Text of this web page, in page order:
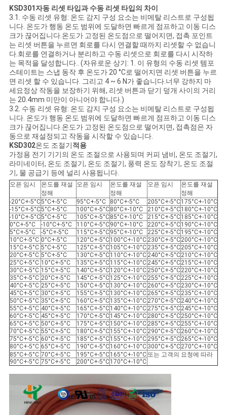
KSD301자동 리셋 타입과 수동 리셋 타입의 차이
3.1. 수동 리셋 유형: 온도 감지 구성 요소는 비메탈 리스트로 구성됩
니다. 온도가 행동 온도 범위에 도달하면 빠르게 점프하고 이동 디스
크가 끊어집니다.온도가 고정된 온도점으로 떨어지면, 접촉 포인트
는 리셋 버튼을 누르면 회로를 다시 연결할 때까지 리셋할 수 없습니
다.회로를 연결하거나 분리하고 수동 리셋으로 회로를 다시 시작하
는 목적을 달성합니다.. (자유로운 상기: 1. 이 유형의 수동 리셋 템포
스테이트는 스냅 동작 후 온도가 20 °C로 떨어지면 리셋 버튼을 누르
면 리셋 할 수 있습니다. 그리고 4 ~ 6 N가 좋습니다.너무 강하지 마
세요정상 작동을 보장하기 위해, 리셋 버튼과 닫기 덮개 사이의 거리
는 20.4mm 미만이 아니어야 합니다.)
3.2. 수동 리셋 유형: 온도 감지 구성 요소는 비메탈 리스트로 구성됩
니다. 온도가 행동 온도 범위에 도달하면 빠르게 점프하고 이동 디스
크가 끊어집니다.온도가 고정된 온도점으로 떨어지면, 접촉점은 자
동으로 재설정되고 작동을 시작할 수 있습니다.
KSD302온도 조절기적용
가정용 전기 기기의 온도 조절으로 사용되며 커피 냄비, 온도 조절기,
라미네이터, 온도 조절기, 온도 조절기, 풍력 온도 장착기, 온도 조절
기, 물 공급기 등에 널리 사용됩니다.
오픈 임시
온도를 재설
정해
오픈 임시
온도를 재설
정해
오픈 임시
온도를 재설
정해
-20°C+-5°C5°C+-5°C 95°C+-5°C 80°C+-5°C 205°C+-5°C175°C+-10°C
-15°C+-5°C5°C+-5°C 100°C+-5°C80°C+-10°C 210°C+-5°C180°C+-10°C
-10°C+-5°C5°C+-5°C 105°C+-5°C85°C+-10°C 215°C+-5°C185°C+-10°C
0°C+-5°C
-10°C+-5°C 110°C+-5°C90°C+-10°C 220°C+-5°C190°C+-10°C
5°C+-5°C
-5°C+-5°C 115°C+-5°C95°C+-10°C 225°C+-5°C195°C+-10°C
10°C+-5°C 0°C+-5°C 120°C+-5°C100°C+-10°C 230°C+-5°C200°C+-10°C
15°C+-5°C 5°C+-5°C 125°C+-5°C105°C+-10°C 235°C+-5°C205°C+-10°C
20°C+-5°C 5°C+-5°C 130°C+-5°C110°C+-10°C 240°C+-5°C210°C+-10°C
25°C+-5°C 10°C+-5°C 135°C+-5°C115°C+-10°C 245°C+-5°C215°C+-10°C
30°C+-5°C 15°C+-5°C 140°C+-5°C120°C+-10°C 250°C+-5°C220°C+-10°C
35°C+-5°C 20°C+-5°C 145°C+-5°C125°C+-10°C 255°C+-5°C225°C+-10°C
40°C+-5°C 25°C+-5°C 150°C+-5°C130°C+-10°C 260°C+-5°C230°C+-10°C
45°C+-5°C 30°C+-5°C 155°C+-5°C130°C+-10°C 265°C+-5°C235°C+-10°C
50°C+-5°C 35°C+-5°C 160°C+-5°C135°C+-10°C 270°C+-5°C240°C+-10°C
55°C+-5°C 40°C+-5°C 165°C+-5°C140°C+-10°C 275°C+-5°C245°C+-10°C
60°C+-5°C 45°C+-5°C 170°C+-5°C145°C+-10°C 280°C+-5°C250°C+-10°C
65°C+-5°C 50°C+-5°C 175°C+-5°C150°C+-10°C 285°C+-5°C255°C+-10°C
70°C+-5°C 55°C+-5°C 180°C+-5°C155°C+-10°C 290°C+-5°C260°C+-10°C
75°C+-5°C 60°C+-5°C 185°C+-5°C155°C+-10°C 295°C+-5°C265°C+-10°C
80°C+-5°C 65°C+-5°C 190°C+-5°C160°C+-10°C 300°C+-5°C270°C+-10°C
85°C+-5°C 70°C+-5°C 195°C+-5°C165°C+-10°C 또는 고객의 요청에 따라
90°C+-5°C 75°C+-5°C 200°C+-5°C170°C+-10°C